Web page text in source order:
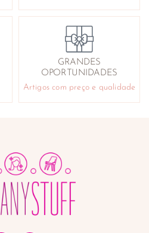
GRANDES
OPORTUNIDADES
Artigos com preço e qualidade